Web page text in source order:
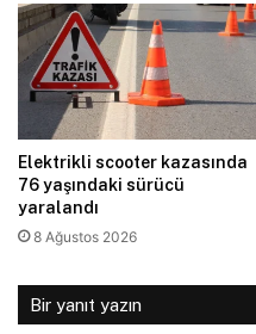
Elektrikli scooter kazasında
76 yaşındaki sürücü
yaralandı
8 Ağustos 2026
Bir yanıt yazın